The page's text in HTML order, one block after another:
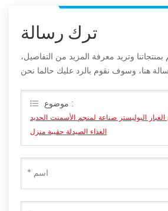
ترك رسالة
وتريد معرفة المزيد من التفاصيل،
موضوع :
البوليستر صناعة لمنجم الأسمنت الحديد
الغذاء الصيدلة حقيبة منزل